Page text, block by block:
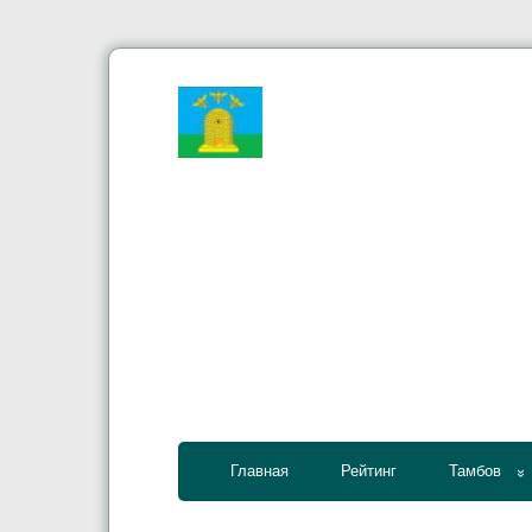
Главная Рейтинг Тамбов